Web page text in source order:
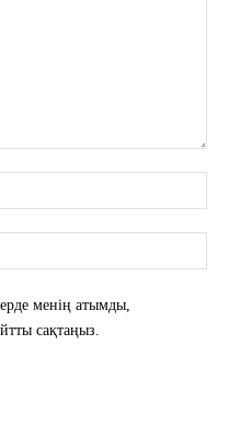
менің атымды,
сақтаңыз.